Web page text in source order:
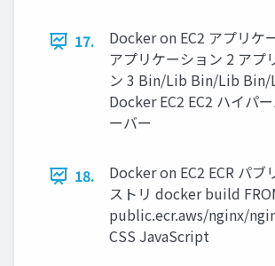
17.
Docker on EC2 アプリケ
アプリケーション 2 アプ
ン 3 Bin/Lib Bin/Lib
Docker EC2 EC2 ハイパ
ーバー
18.
Docker on EC2 ECR パブ
ストリ docker build
public.ecr.aws/nginx/
CSS JavaScript